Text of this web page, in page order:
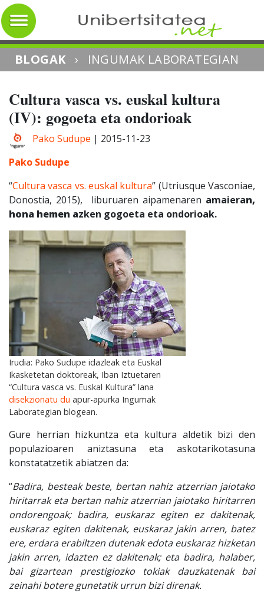
BLOGAK › INGUMAK LABORATEGIAN
Cultura vasca vs. euskal kultura
(IV): gogoeta eta ondorioak
Pako Sudupe | 2015-11-23
Pako Sudupe
“Cultura vasca vs. euskal kultura” (Utriusque Vasconiae,
Donostia, 2015), liburuaren aipamenaren amaieran,
hona hemen azken gogoeta eta ondorioak.
Irudia: Pako Sudupe idazleak eta Euskal
Ikasketetan doktoreak, Iban Iztuetaren
“Cultura vasca vs. Euskal Kultura” lana
disekzionatu du apur-apurka Ingumak
Laborategian blogean.
Gure herrian hizkuntza eta kultura aldetik bizi den
populazioaren aniztasuna eta askotarikotasuna
konstatatzetik abiatzen da:
“Badira, besteak beste, bertan nahiz atzerrian jaiotako
hiritarrak eta bertan nahiz atzerrian jaiotako hiritarren
ondorengoak; badira, euskaraz egiten ez dakitenak,
euskaraz egiten dakitenak, euskaraz jakin arren, batez
ere, erdara erabiltzen dutenak edota euskaraz hizketan
jakin arren, idazten ez dakitenak; eta badira, halaber,
bai gizartean prestigiozko tokiak dauzkatenak bai
zeinahi botere gunetatik urrun bizi direnak.